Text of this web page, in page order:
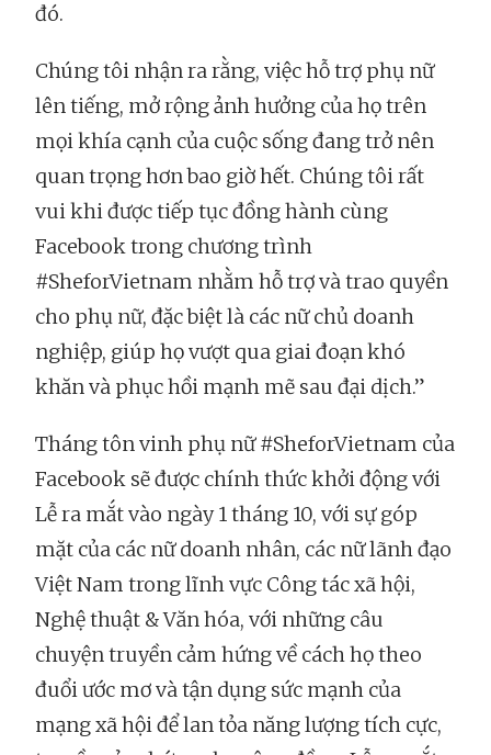
đó.
Chúng tôi nhận ra rằng, việc hỗ trợ phụ nữ
lên tiếng, mở rộng ảnh hưởng của họ trên
mọi khía cạnh của cuộc sống đang trở nên
quan trọng hơn bao giờ hết. Chúng tôi rất
vui khi được tiếp tục đồng hành cùng
Facebook trong chương trình
#SheforVietnam nhằm hỗ trợ và trao quyền
cho phụ nữ, đặc biệt là các nữ chủ doanh
nghiệp, giúp họ vượt qua giai đoạn khó
khăn và phục hồi mạnh mẽ sau đại dịch.”
Tháng tôn vinh phụ nữ #SheforVietnam của
Facebook sẽ được chính thức khởi động với
Lễ ra mắt vào ngày 1 tháng 10, với sự góp
mặt của các nữ doanh nhân, các nữ lãnh đạo
Việt Nam trong lĩnh vực Công tác xã hội,
Nghệ thuật & Văn hóa, với những câu
chuyện truyền cảm hứng về cách họ theo
đuổi ước mơ và tận dụng sức mạnh của
mạng xã hội để lan tỏa năng lượng tích cực,